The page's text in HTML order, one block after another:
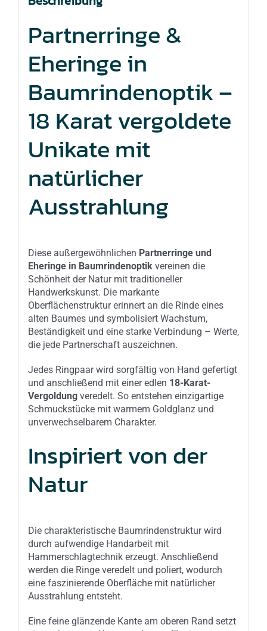
Partnerringe &
Eheringe in
Baumrindenoptik –
18 Karat vergoldete
Unikate mit
natürlicher
Ausstrahlung
Diese außergewöhnlichen Partnerringe und
Eheringe in Baumrindenoptik vereinen die
Schönheit der Natur mit traditioneller
Handwerkskunst. Die markante
Oberflächenstruktur erinnert an die Rinde eines
alten Baumes und symbolisiert Wachstum,
Beständigkeit und eine starke Verbindung – Werte,
die jede Partnerschaft auszeichnen.
Jedes Ringpaar wird sorgfältig von Hand gefertigt
und anschließend mit einer edlen 18-Karat-
Vergoldungveredelt. So entstehen einzigartige
Schmuckstücke mit warmem Goldglanz und
unverwechselbarem Charakter.
Inspiriert von der
Natur
Die charakteristische Baumrindenstruktur wird
durch aufwendige Handarbeit mit
Hammerschlagtechnik erzeugt. Anschließend
werden die Ringe veredelt und poliert, wodurch
eine faszinierende Oberfläche mit natürlicher
Ausstrahlung entsteht.
Eine feine glänzende Kante am oberen Rand setzt